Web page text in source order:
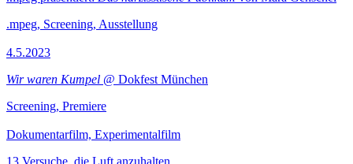
.mpeg, Screening, Ausstellung
4.5.2023
Wir waren Kumpel @ Dokfest München
Screening, Premiere
Dokumentarfilm, Experimentalfilm
13 Versuche, die Luft anzuhalten